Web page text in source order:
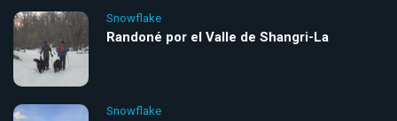
Snowflake
Randoné por el Valle de Shangri-La
Snowflake